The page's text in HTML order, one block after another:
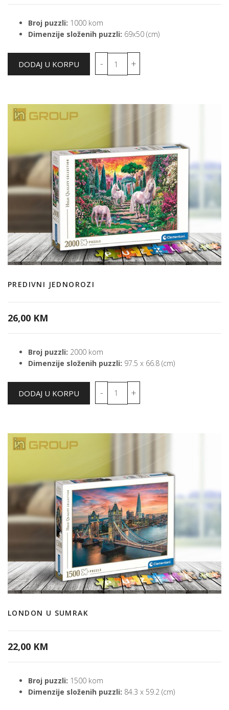
Broj puzzli: 1000 kom
Dimenzije složenih puzzli: 69x50 (cm)
PREDIVNI JEDNOROZI
26,00 KM
Broj puzzli: 2000 kom
Dimenzije složenih puzzli: 97.5 x 66.8 (cm)
LONDON U SUMRAK
22,00 KM
Broj puzzli: 1500 kom
Dimenzije složenih puzzli: 84.3 x 59.2 (cm)